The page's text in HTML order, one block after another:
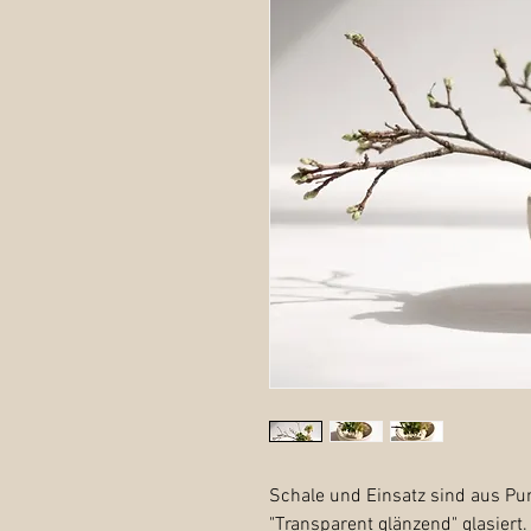
Schale und Einsatz sind aus
"Transparent glänzend" glasiert.